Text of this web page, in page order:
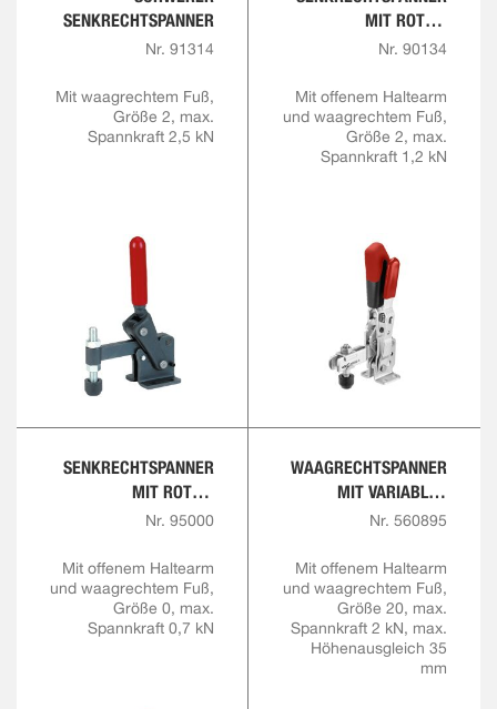
SENKRECHTSPANNER
Nr. 91314
Mit waagrechtem Fuß,
Größe 2, max.
Spannkraft 2,5 kN
MIT ROTEM
HANDGRIFF UND
LUNG
Nr. 90134
Mit offenem Haltearm
und waagrechtem Fuß,
Größe 2, max.
Spannkraft 1,2 kN
SENKRECHTSPANNER
MIT ROTEM
HANDGRIFF
Nr. 95000
Mit offenem Haltearm
und waagrechtem Fuß,
Größe 0, max.
Spannkraft 0,7 kN
WAAGRECHTSPANNER
MIT VARIABLER
SPANNHÖHE
Nr. 560895
Mit offenem Haltearm
und waagrechtem Fuß,
Größe 20, max.
Spannkraft 2 kN, max.
Höhenausgleich 35
mm